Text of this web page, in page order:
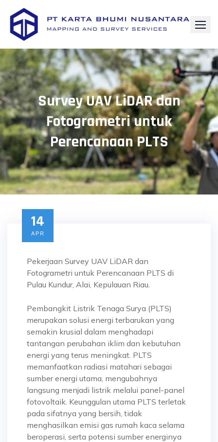
Survey UAV LiDAR dan
Fotogrametri untuk
Perencanaan PLTS
14
APR
Pekerjaan Survey UAV LiDAR dan
Fotogrametri untuk Perencanaan PLTS di
Pulau Kundur, Alai, Kepulauan Riau.
Pembangkit Listrik Tenaga Surya (PLTS)
merupakan solusi energi terbarukan yang
semakin krusial dalam menghadapi
tantangan perubahan iklim dan kebutuhan
energi yang terus meningkat. PLTS
memanfaatkan radiasi matahari sebagai
sumber energi utama, mengubahnya
langsung menjadi listrik melalui panel-panel
fotovoltaik. Keunggulan utama PLTS terletak
pada sifatnya yang bersih, tidak
menghasilkan emisi gas rumah kaca selama
beroperasi, serta potensi sumber energinya